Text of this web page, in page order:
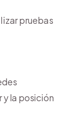
pruebas
y la posición